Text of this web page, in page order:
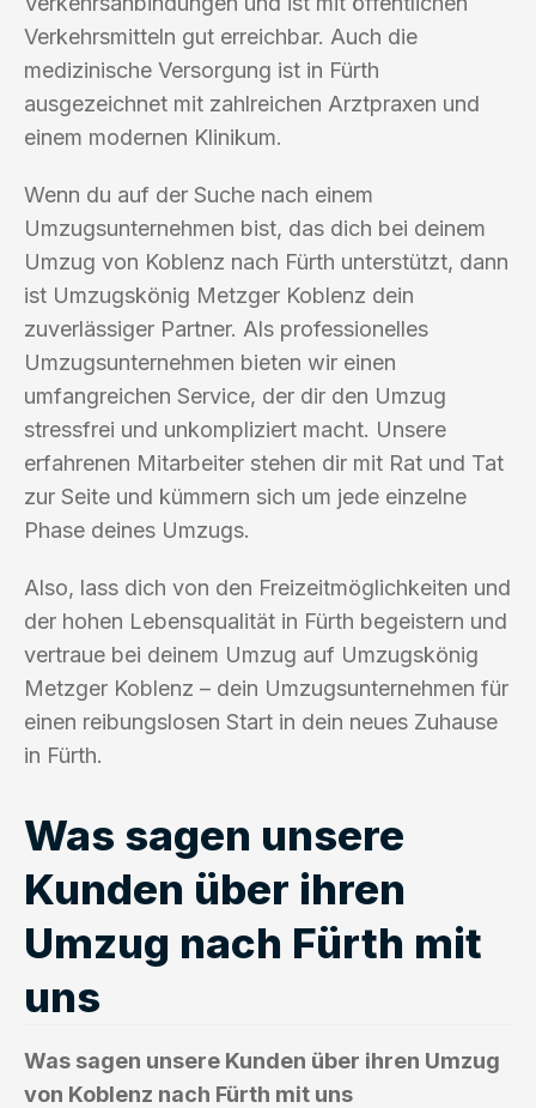
Verkehrsmitteln gut erreichbar. Auch die
medizinische Versorgung ist in Fürth
ausgezeichnet mit zahlreichen Arztpraxen und
einem modernen Klinikum.
Wenn du auf der Suche nach einem
Umzugsunternehmen bist, das dich bei deinem
Umzug von Koblenz nach Fürth unterstützt, dann
ist Umzugskönig Metzger Koblenz dein
zuverlässiger Partner. Als professionelles
Umzugsunternehmen bieten wir einen
umfangreichen Service, der dir den Umzug
stressfrei und unkompliziert macht. Unsere
erfahrenen Mitarbeiter stehen dir mit Rat und Tat
zur Seite und kümmern sich um jede einzelne
Phase deines Umzugs.
Also, lass dich von den Freizeitmöglichkeiten und
der hohen Lebensqualität in Fürth begeistern und
vertraue bei deinem Umzug auf Umzugskönig
Metzger Koblenz – dein Umzugsunternehmen für
einen reibungslosen Start in dein neues Zuhause
in Fürth.
Was sagen unsere
Kunden über ihren
Umzug nach Fürth mit
uns
Was sagen unsere Kunden über ihren Umzug
von Koblenz nach Fürth mit uns